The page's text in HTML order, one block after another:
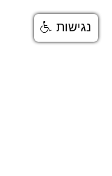
נגישות